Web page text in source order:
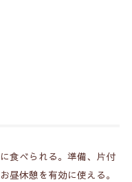
食べられる。準備、片付
昼休憩を有効に使える。